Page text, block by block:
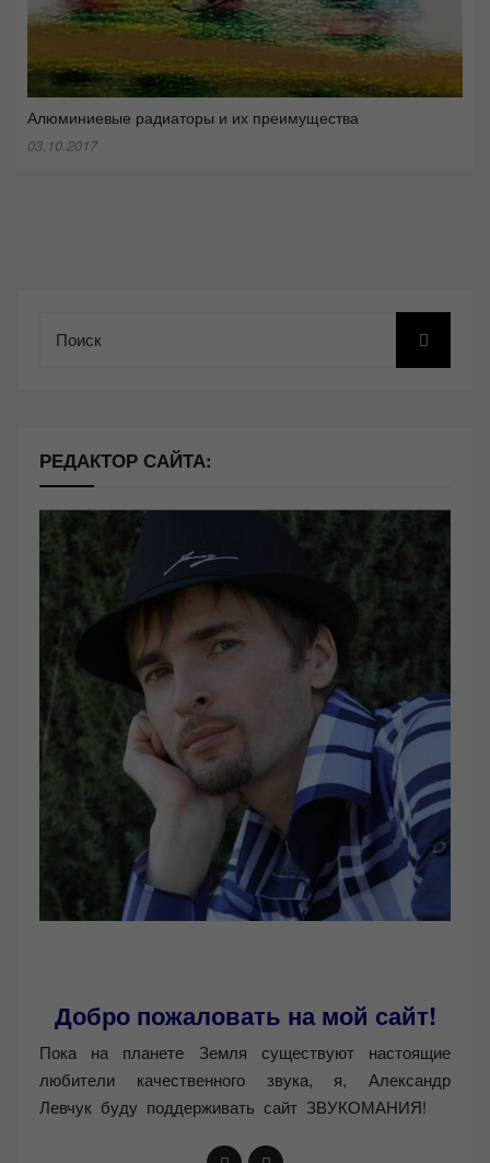
Алюминиевые радиаторы и их преимущества
03.10.2017
РЕДАКТОР САЙТА:
Добро пожаловать на мой сайт!
Пока на планете Земля существуют настоящие
любители качественного звука, я, Александр
Левчук буду поддерживать сайт ЗВУКОМАНИЯ!